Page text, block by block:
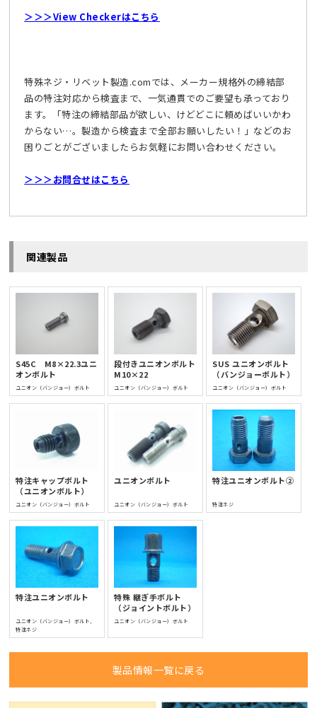
＞＞＞View Checkerはこちら
特殊ネジ・リベット製造.comでは、メーカー規格外の締結部
品の特注対応から検査まで、一気通貫でのご要望も承っており
ます。「特注の締結部品が欲しい、けどどこに頼めばいいかわ
からない…。製造から検査まで全部お願いしたい！」などのお
困りごとがございましたらお気軽にお問い合わせください。
＞＞＞お問合せはこちら
関連製品
S45C M8×22.3ユニ
オンボルト
ユニオン（バンジョー）ボルト
段付きユニオンボルト
M10×22
ユニオン（バンジョー）ボルト
SUS ユニオンボルト
（バンジョーボルト）
ユニオン（バンジョー）ボルト
特注キャップボルト
（ユニオンボルト）
ユニオン（バンジョー）ボルト
ユニオンボルト
ユニオン（バンジョー）ボルト
特注ユニオンボルト②
特注ネジ
特注ユニオンボルト
ユニオン（バンジョー）ボルト,
特注ネジ
特殊 継ぎ手ボルト
（ジョイントボルト）
ユニオン（バンジョー）ボルト
製品情報一覧に戻る